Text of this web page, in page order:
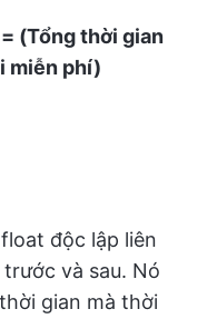
(Tổng thời gian
miễn phí)
độc lập liên
và sau. Nó
gian mà thời